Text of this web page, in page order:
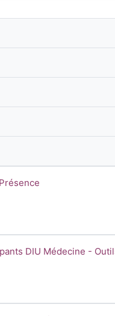
numériques
DIU Médecine -